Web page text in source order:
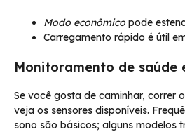
Modo econômico pode
Carregamento rápido é útil
Monitoramento de saúde
Se você gosta de caminhar, correr
veja os sensores disponíveis.
sono são básicos; alguns modelos